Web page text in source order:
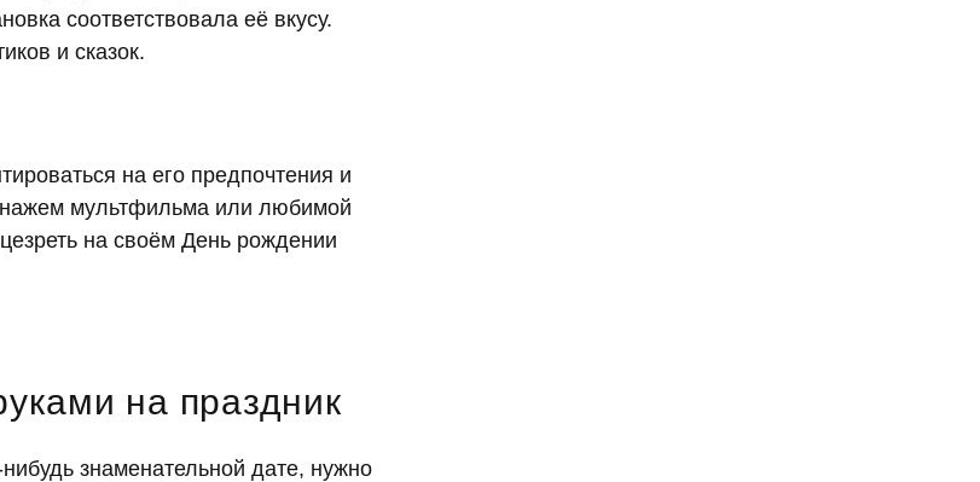
соответствовала её вкусу.
и сказок.
на его предпочтения и
мультфильма или любимой
на своём День рождении
на праздник
знаменательной дате, нужно